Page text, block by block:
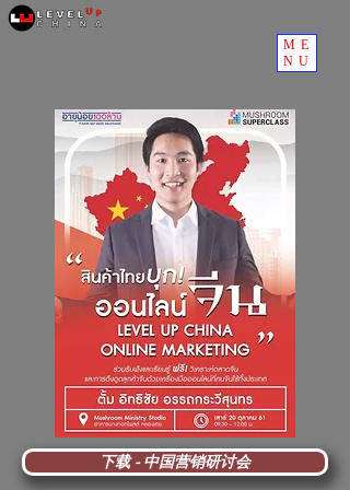
ME
NU
下载 - 中国营销研讨会